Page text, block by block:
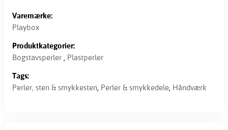
Varemærke:
Playbox
Produktkategorier:
Bogstavsperler , Plastperler
Tags:
Perler, sten & smykkesten, Perler & smykkedele, Håndværk